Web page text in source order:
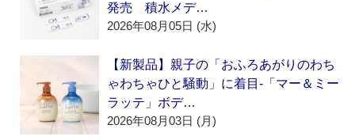
発売 積水メデ…
2026年08月05日 (水)
【新製品】親子の「おふろあがりのわち
ゃわちゃひと騒動」に着目‐「マー＆ミー
ラッテ」ボデ…
2026年08月03日 (月)